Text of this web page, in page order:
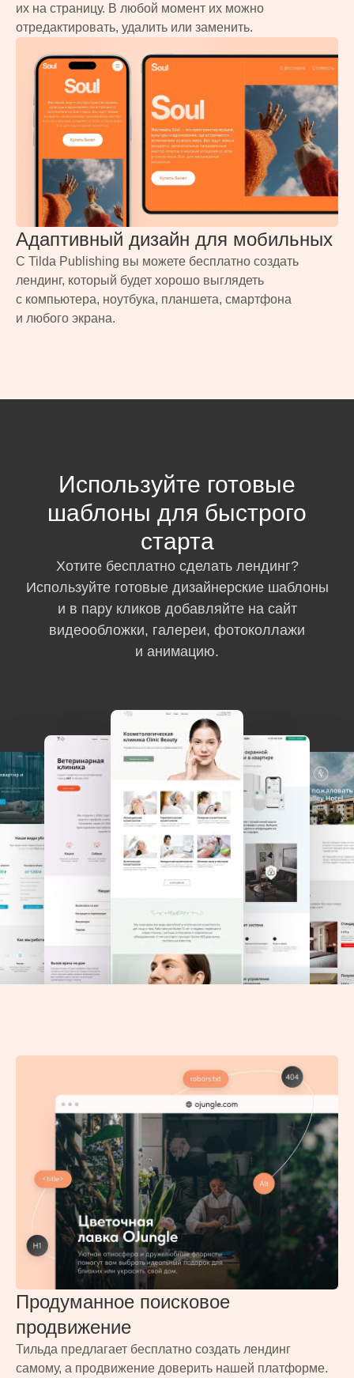
их на страницу. В любой момент их можно
отредактировать, удалить или заменить.
Адаптивный дизайн для мобильных
С Tilda Publishing вы можете бесплатно создать
лендинг, который будет хорошо выглядеть
с компьютера, ноутбука, планшета, смартфона
и любого экрана.
Используйте готовые
шаблоны для быстрого
старта
Хотите бесплатно сделать лендинг?
Используйте готовые дизайнерские шаблоны
и в пару кликов добавляйте на сайт
видеообложки, галереи, фотоколлажи
и анимацию.
Продуманное поисковое
продвижение
Тильда предлагает бесплатно создать лендинг
самому, а продвижение доверить нашей платформе.